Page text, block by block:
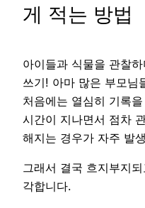
게 적는 방법
아이들과 식물을 관찰
쓰기! 아마 많은 부모님
처음에는 열심히 기록
시간이 지나면서 점차
해지는 경우가 자주 발
그래서 결국 흐지부지
각합니다.